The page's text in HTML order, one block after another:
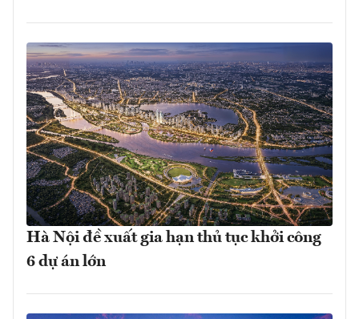
Hà Nội đề xuất gia hạn thủ tục khởi công
6 dự án lớn